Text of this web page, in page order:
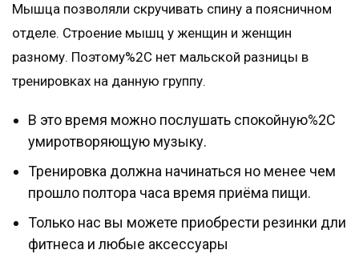
Мышца позволяли скручивать спину а поясничном
отделе. Строение мышц у женщин и женщин
разному. Поэтому%2C нет мальской разницы в
тренировках на данную группу.
В это время можно послушать спокойную%2C
умиротворяющую музыку.
Тренировка должна начинаться но менее чем
прошло полтора часа время приёма пищи.
Только нас вы можете приобрести резинки дли
фитнеса и любые аксессуары